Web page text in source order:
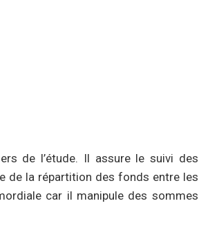
de l’étude. Il assure le suivi des
de la répartition des fonds entre les
car il manipule des sommes